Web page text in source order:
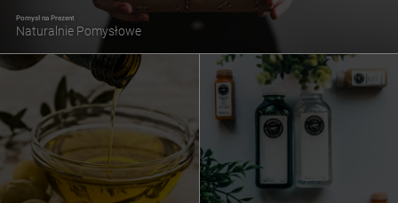
Pomysł na Prezent
Naturalnie Pomysłowe